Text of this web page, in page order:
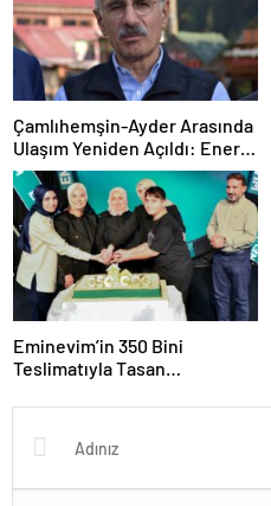
Çamlıhemşin-Ayder Arasında
Ulaşım Yeniden Açıldı: Enerji
ve Tahliye Süreci Güncellendi
Eminevim’in 350 Bini
Teslimatıyla Tasan
Kırılması